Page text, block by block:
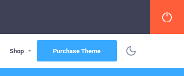
Shop Purchase Theme